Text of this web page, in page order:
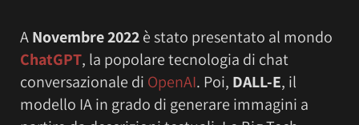
ANovembre 2022è stato presentato al mondo
ChatGPT, la popolare tecnologia di chat
conversazionale di OpenAI. Poi, DALL-E, il
modello IA in grado di generare immagini a